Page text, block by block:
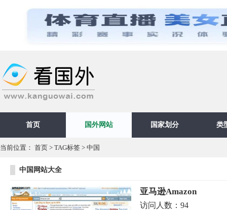
首页 国外网站 国家划分 类
当前位置： 首页 > TAG标签 > 中国
中国网站大全
亚马逊Amazon
访问人数： 94